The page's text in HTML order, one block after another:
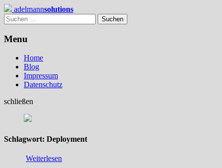
Skip
to
content
adelmannsolutions
Suchen
nach:
Menu
Home
Blog
Impressum
Datenschutz
schließen
Schlagwort: Deployment
Weiterlesen